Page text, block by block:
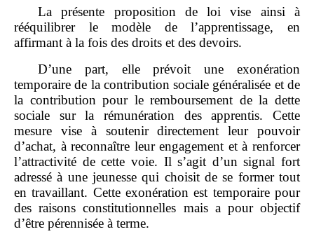
La présente proposition de loi vise ainsi à
rééquilibrer le modèle de l’apprentissage, en
affirmant à la fois des droits et des devoirs.
D’une part, elle prévoit une exonération
temporaire de la contribution sociale généralisée et de
la contribution pour le remboursement de la dette
sociale sur la rémunération des apprentis. Cette
mesure vise à soutenir directement leur pouvoir
d’achat, à reconnaître leur engagement et à renforcer
l’attractivité de cette voie. Il s’agit d’un signal fort
adressé à une jeunesse qui choisit de se former tout
en travaillant. Cette exonération est temporaire pour
des raisons constitutionnelles mais a pour objectif
d’être pérennisée à terme.